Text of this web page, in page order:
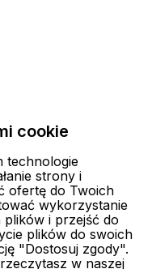
cookie
technologie
strony i
ofertę do Twoich
wykorzystanie
i przejść do
plików do swoich
"Dostosuj zgody".
w naszej